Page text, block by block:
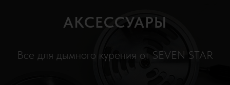
АКСЕССУАРЫ
Все для дымного курения от SEVEN STAR